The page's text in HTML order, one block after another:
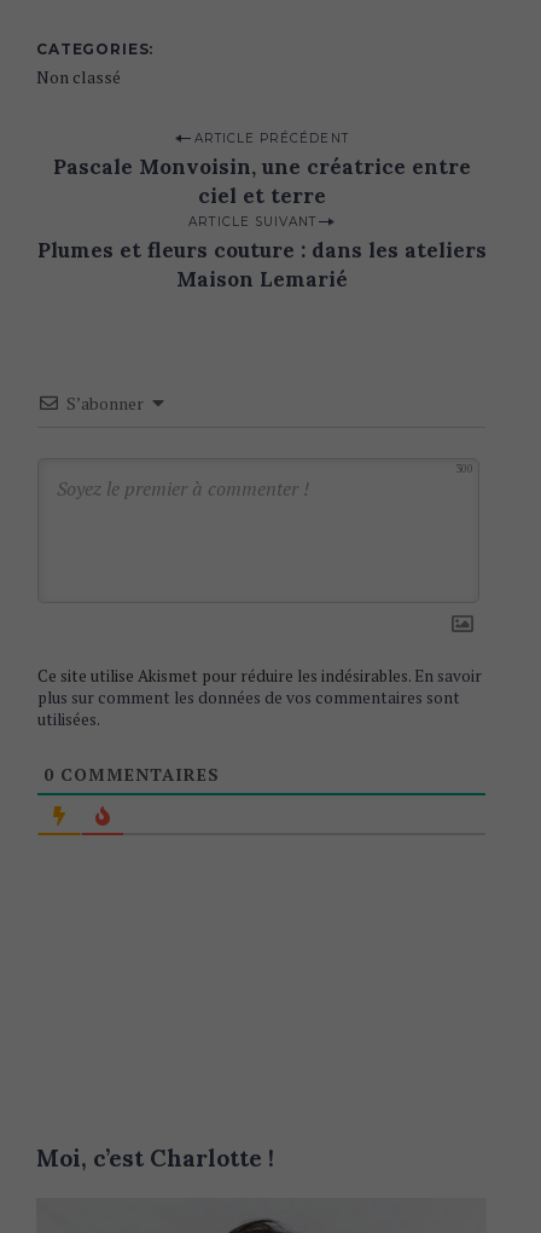
Moi, c’est Charlotte !
CATEGORIES
Non classé
t
i
ARTICLE PRÉCÉDENT
Pascale Monvoisin, une créatrice entre
ciel et terre
ARTICLE SUIVANT
Plumes et fleurs couture : dans les ateliers
Maison Lemarié
S’abonner
300
Ce site utilise Akismet pour réduire les indésirables. En savoir
plus sur comment les données de vos commentaires sont
utilisées.
0 COMMENTAIRES